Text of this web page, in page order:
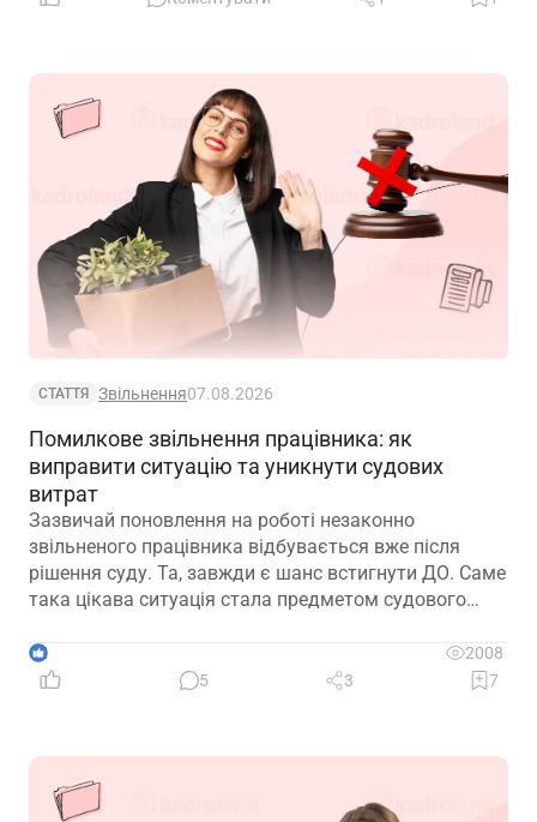
СТАТТЯ Звільнення07.08.2026
Помилкове звільнення працівника: як
виправити ситуацію та уникнути судових
витрат
Зазвичай поновлення на роботі незаконно
звільненого працівника відбувається вже після
рішення суду. Та, завжди є шанс встигнути ДО. Саме
така цікава ситуація стала предметом судового
скасував помилково виданий наказ про звільнення.
Розберемо її докладно
1
2008
5
3 7